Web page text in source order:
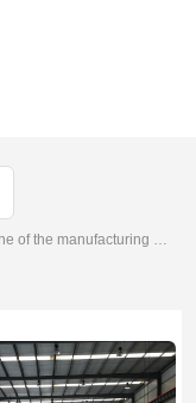
Development, design, production and sales in one of the manufacturing enterprises